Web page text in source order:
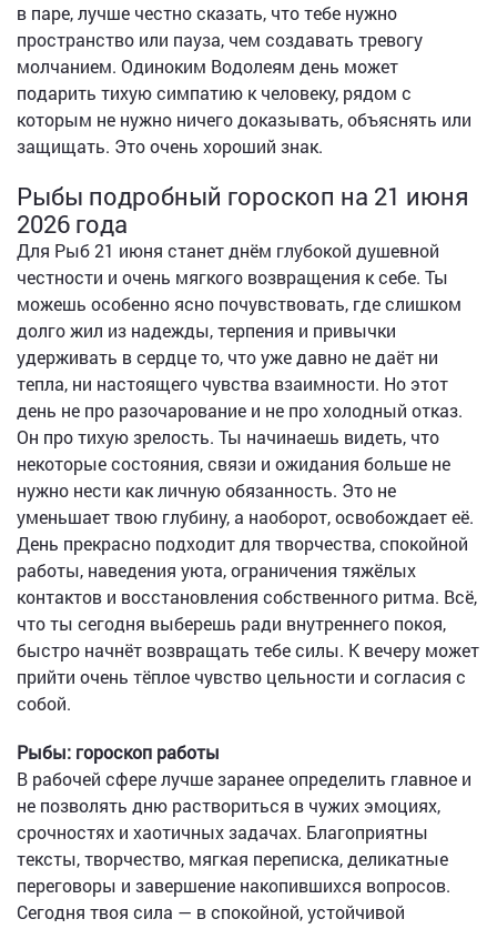
в паре, лучше честно сказать, что тебе нужно
пространство или пауза, чем создавать тревогу
молчанием. Одиноким Водолеям день может
подарить тихую симпатию к человеку, рядом с
которым не нужно ничего доказывать, объяснять или
защищать. Это очень хороший знак.
Рыбы подробный гороскоп на 21 июня
2026 года
Для Рыб 21 июня станет днём глубокой душевной
честности и очень мягкого возвращения к себе. Ты
можешь особенно ясно почувствовать, где слишком
долго жил из надежды, терпения и привычки
удерживать в сердце то, что уже давно не даёт ни
тепла, ни настоящего чувства взаимности. Но этот
день не про разочарование и не про холодный отказ.
Он про тихую зрелость. Ты начинаешь видеть, что
некоторые состояния, связи и ожидания больше не
нужно нести как личную обязанность. Это не
уменьшает твою глубину, а наоборот, освобождает её.
День прекрасно подходит для творчества, спокойной
работы, наведения уюта, ограничения тяжёлых
контактов и восстановления собственного ритма. Всё,
что ты сегодня выберешь ради внутреннего покоя,
быстро начнёт возвращать тебе силы. К вечеру может
прийти очень тёплое чувство цельности и согласия с
собой.
Рыбы: гороскоп работы
В рабочей сфере лучше заранее определить главное и
не позволять дню раствориться в чужих эмоциях,
срочностях и хаотичных задачах. Благоприятны
тексты, творчество, мягкая переписка, деликатные
переговоры и завершение накопившихся вопросов.
Сегодня твоя сила — в спокойной, устойчивой